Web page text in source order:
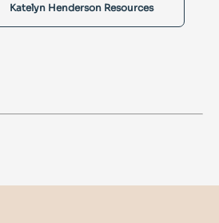
Katelyn Henderson Resources